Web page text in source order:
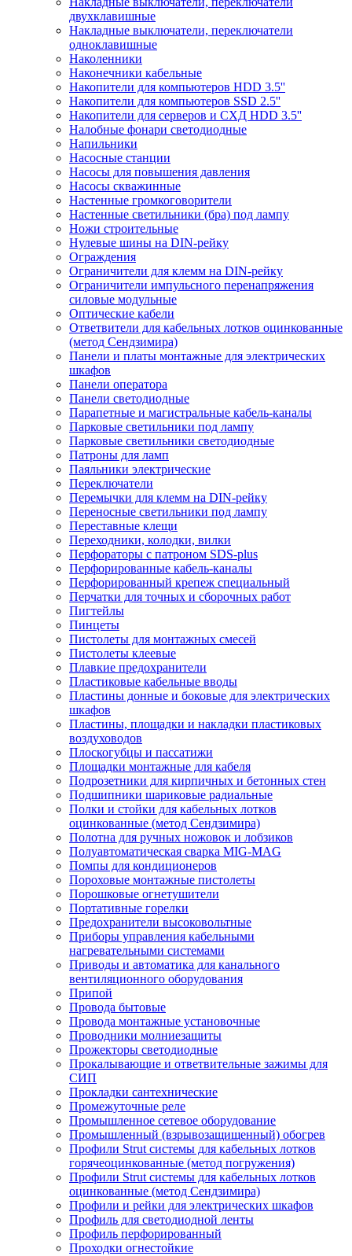
двухклавишные
Накладные выключатели, переключатели
одноклавишные
Наколенники
Наконечники кабельные
Накопители для компьютеров HDD 3.5''
Накопители для компьютеров SSD 2.5''
Накопители для серверов и СХД HDD 3.5''
Налобные фонари светодиодные
Напильники
Насосные станции
Насосы для повышения давления
Насосы скважинные
Настенные громкоговорители
Настенные светильники (бра) под лампу
Ножи строительные
Нулевые шины на DIN-рейку
Ограждения
Ограничители для клемм на DIN-рейку
Ограничители импульсного перенапряжения
силовые модульные
Оптические кабели
Ответвители для кабельных лотков оцинкованные
(метод Сендзимира)
Панели и платы монтажные для электрических
шкафов
Панели оператора
Панели светодиодные
Парапетные и магистральные кабель-каналы
Парковые светильники под лампу
Парковые светильники светодиодные
Патроны для ламп
Паяльники электрические
Переключатели
Перемычки для клемм на DIN-рейку
Переносные светильники под лампу
Переставные клещи
Переходники, колодки, вилки
Перфораторы с патроном SDS-plus
Перфорированные кабель-каналы
Перфорированный крепеж специальный
Перчатки для точных и сборочных работ
Пигтейлы
Пинцеты
Пистолеты для монтажных смесей
Пистолеты клеевые
Плавкие предохранители
Пластиковые кабельные вводы
Пластины донные и боковые для электрических
шкафов
Пластины, площадки и накладки пластиковых
воздуховодов
Плоскогубцы и пассатижи
Площадки монтажные для кабеля
Подрозетники для кирпичных и бетонных стен
Подшипники шариковые радиальные
Полки и стойки для кабельных лотков
оцинкованные (метод Сендзимира)
Полотна для ручных ножовок и лобзиков
Полуавтоматическая сварка MIG-MAG
Помпы для кондиционеров
Пороховые монтажные пистолеты
Порошковые огнетушители
Портативные горелки
Предохранители высоковольтные
Приборы управления кабельными
нагревательными системами
Приводы и автоматика для канального
вентиляционного оборудования
Припой
Провода бытовые
Провода монтажные установочные
Проводники молниезащиты
Прожекторы светодиодные
Прокалывающие и ответвительные зажимы для
СИП
Прокладки сантехнические
Промежуточные реле
Промышленное сетевое оборудование
Промышленный (взрывозащищенный) обогрев
Профили Strut системы для кабельных лотков
горячеоцинкованные (метод погружения)
Профили Strut системы для кабельных лотков
оцинкованные (метод Сендзимира)
Профили и рейки для электрических шкафов
Профиль для светодиодной ленты
Профиль перфорированный
Проходки огнестойкие